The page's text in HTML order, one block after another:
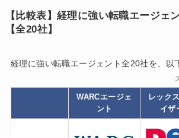
【比較表】経理に強い転職エージェ
【全20社】
経理に強い転職エージェント全20社を、以
WARCエージェ
ント
レック
イザ